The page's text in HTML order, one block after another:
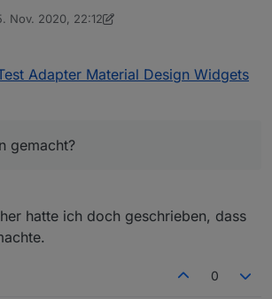
schon gemacht?
Nov. 2020, 22:12
von -cs-
Adapter Material Design Widgets
gemacht?
hatte ich doch geschrieben, dass
0